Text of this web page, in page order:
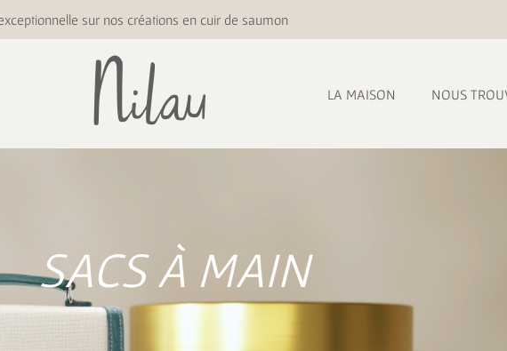
sur nos créations en cuir de saumon
LA MAISON NOUS
SACS À MAIN